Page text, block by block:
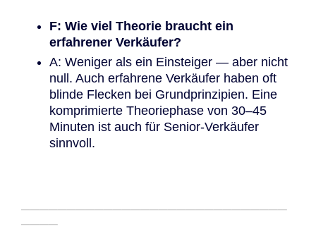
F: Wie viel Theorie braucht ein
erfahrener Verkäufer?
A: Weniger als ein Einsteiger — aber nicht
null. Auch erfahrene Verkäufer haben oft
blinde Flecken bei Grundprinzipien. Eine
komprimierte Theoriephase von 30–45
Minuten ist auch für Senior-Verkäufer
sinnvoll.
─────────────────────────────
────